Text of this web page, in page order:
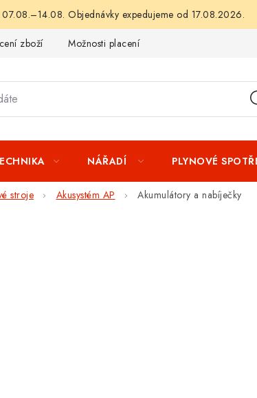
Objednávky expedujeme od 17.08.2026.
zboží Možnosti placení
NÁŘADÍ PLYNOVÉ
stroje Akusystém AP Akumulátory a nabíječky